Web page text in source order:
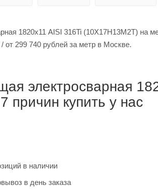
1820х11 AISI 316Ti (10Х17Н13М2Т) на
цене от 610 470 рублей за тонну / от 299 740 рублей за метр в Москве.
электросварная
купить у нас
в наличии
в день заказа